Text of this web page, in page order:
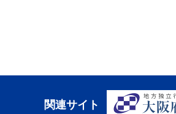
関連サイト